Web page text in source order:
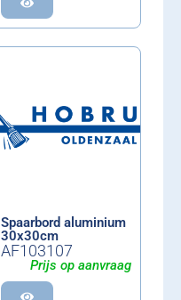
Spaarbord aluminium
30x30cm
AF103107
Prijs op aanvraag